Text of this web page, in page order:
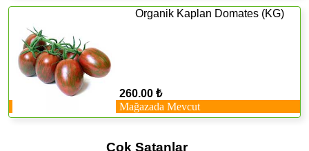
Organik Kaplan Domates (KG)
260.00 ₺
Mağazada Mevcut
Çok Satanlar